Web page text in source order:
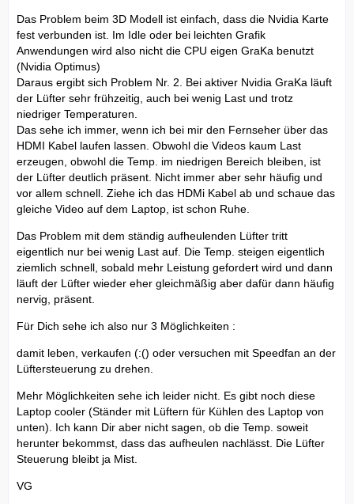
Das Problem beim 3D Modell ist einfach, dass die Nvidia Karte
fest verbunden ist. Im Idle oder bei leichten Grafik
Anwendungen wird also nicht die CPU eigen GraKa benutzt
(Nvidia Optimus)
Daraus ergibt sich Problem Nr. 2. Bei aktiver Nvidia GraKa läuft
der Lüfter sehr frühzeitig, auch bei wenig Last und trotz
niedriger Temperaturen.
Das sehe ich immer, wenn ich bei mir den Fernseher über das
HDMI Kabel laufen lassen. Obwohl die Videos kaum Last
erzeugen, obwohl die Temp. im niedrigen Bereich bleiben, ist
der Lüfter deutlich präsent. Nicht immer aber sehr häufig und
vor allem schnell. Ziehe ich das HDMi Kabel ab und schaue das
gleiche Video auf dem Laptop, ist schon Ruhe.
Das Problem mit dem ständig aufheulenden Lüfter tritt
eigentlich nur bei wenig Last auf. Die Temp. steigen eigentlich
ziemlich schnell, sobald mehr Leistung gefordert wird und dann
läuft der Lüfter wieder eher gleichmäßig aber dafür dann häufig
nervig, präsent.
Für Dich sehe ich also nur 3 Möglichkeiten :
damit leben, verkaufen (:() oder versuchen mit Speedfan an der
Lüftersteuerung zu drehen.
Mehr Möglichkeiten sehe ich leider nicht. Es gibt noch diese
Laptop cooler (Ständer mit Lüftern für Kühlen des Laptop von
unten). Ich kann Dir aber nicht sagen, ob die Temp. soweit
herunter bekommst, dass das aufheulen nachlässt. Die Lüfter
Steuerung bleibt ja Mist.
VG